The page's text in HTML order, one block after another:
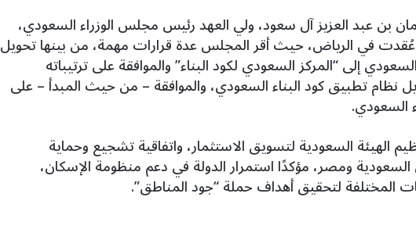
بن عبد العزيز آل سعود، ولي العهد رئيس مجلس الوزراء السعودي،
في الرياض، حيث أقر المجلس عدة قرارات مهمة، من بينها تحويل
إلى “المركز السعودي لكود البناء” والموافقة على ترتيباته
نظام تطبيق كود البناء السعودي، والموافقة – من حيث المبدأ – على
السعودي.
الهيئة السعودية لتسويق الاستثمار، واتفاقية تشجيع وحماية
السعودية ومصر، مؤكدًا استمرار الدولة في دعم منظومة الإسكان،
المختلفة لتحقيق أهداف حملة “جود المناطق”.